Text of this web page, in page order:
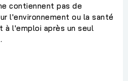
contiennent pas de
l'environnement ou la santé
à l'emploi après un seul